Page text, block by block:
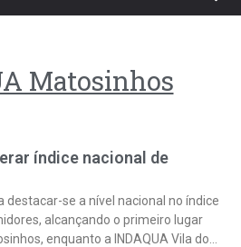
Matosinhos
índice nacional de
destacar-se a nível nacional no índice
alcançando o primeiro lugar
enquanto a INDAQUA Vila do